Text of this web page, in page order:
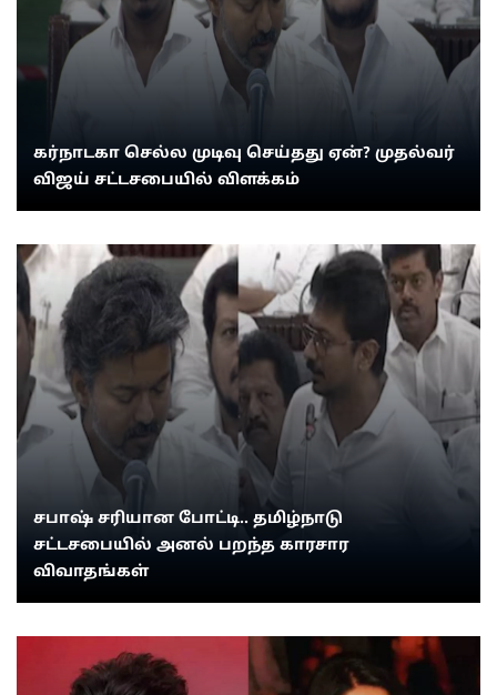
கர்நாடகா செல்ல முடிவு செய்தது ஏன்? முதல்வர்
விஜய் சட்டசபையில் விளக்கம்
சபாஷ் சரியான போட்டி.. தமிழ்நாடு
சட்டசபையில் அனல் பறந்த காரசார
விவாதங்கள்